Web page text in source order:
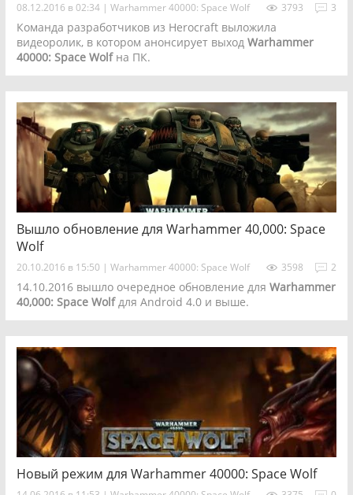
08.12.2016 в 02:34 | Warhammer 40000: Space Wolf 3
3793
Команда разработчиков из Herocraft выложила
видеоролик, в котором анонсирует выход Warhammer
40000: Space Wolfна ПК.
Вышло обновление для Warhammer 40,000: Space
Wolf
20.10.2016 в 15:50 | Warhammer 40000: Space Wolf 2
3598
14.10.2016 вышло очередное обновление для Warhammer
40,000: Space Wolfдля Android 4.0 и выше.
Новый режим для Warhammer 40000: Space Wolf